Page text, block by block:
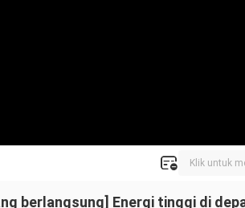
berlangsung] Energi tinggi di